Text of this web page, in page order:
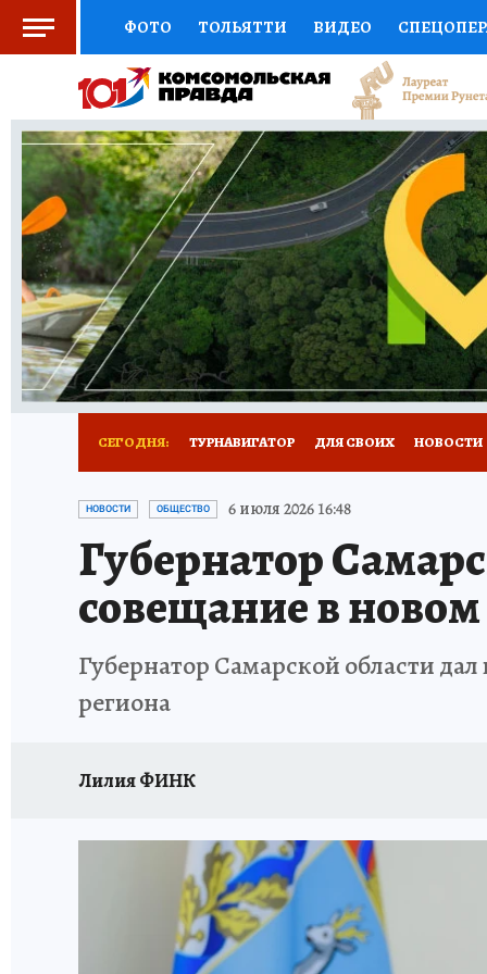
ФОТО ТОЛЬЯТТИ ВИДЕО
СОЦПОДДЕРЖКА НАУКА СПОРТ
ВЫБОР ЭКСПЕРТОВ ДОКТОР
КНИЖНАЯ ПОЛКА ПРОГНОЗЫ НА СПОРТ
ПРЕСС-ЦЕНТР НЕДВИЖИМОСТЬ
КОЛЛЕКЦИИ КП РЕКЛАМА ОБЪЯВЛЕНИЯ
СЕГОДНЯ: ТУРНАВИГАТОР ДЛЯ СВОИХ НОВОСТИ
НАДЕЖНЫЕ РАБОТОДАТЕЛИ
НОВЫЙ ГОД В САМАРЕ КП В МАХ
КУЙБЫШЕВ - ФРОНТУ ИТОГИ ГОДА-2024
ЗАПОВЕДНАЯ РОССИЯ СЧАСТЬЕ В СЕМЬЕ
НОВОСТИ ОБЩЕСТВО 6 июля 2026 16:48
Губернатор
совещание в
Губернатор Самарской области
региона
Лилия ФИНК